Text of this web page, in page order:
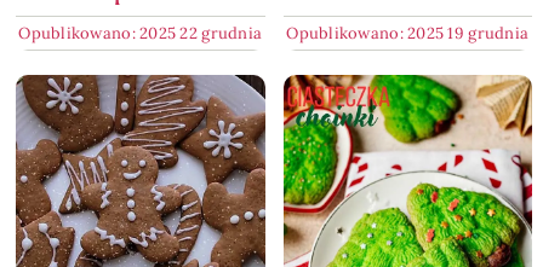
Opublikowano: 2025 22 grudnia Opublikowano: 2025 19 grudnia